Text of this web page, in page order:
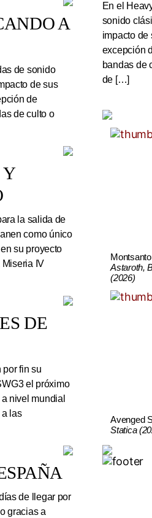
A
de sonido
de sus
de
de culto o
Y
la salida de
como único
su proyecto
IV
DE
por fin su
el próximo
nivel mundial
las
de llegar por
gracias a
En el
sonido
impacto de
excepción
bandas de
de […]
Montsanto
Astaroth,
(2026)
Avenged
Statica